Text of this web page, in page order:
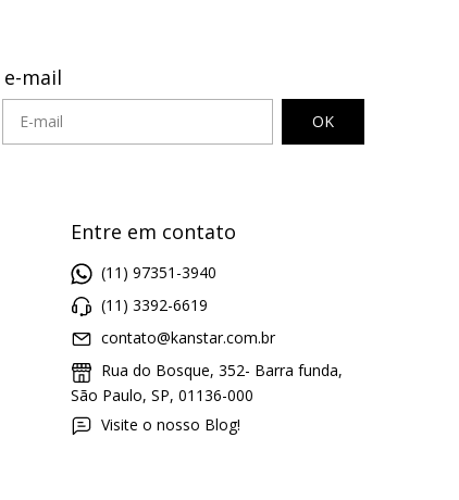
mail
Entre em contato
(11) 97351-3940
(11) 3392-6619
contato@kanstar.com.br
Rua do Bosque, 352- Barra funda,
São Paulo, SP, 01136-000
Visite o nosso Blog!